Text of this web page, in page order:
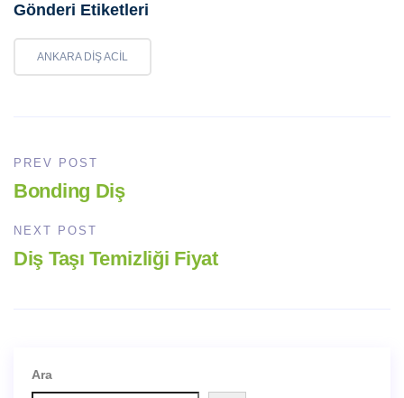
Gönderi Etiketleri
ANKARA DIŞ ACIL
PREV POST
Bonding Diş
NEXT POST
Diş Taşı Temizliği Fiyat
Ara